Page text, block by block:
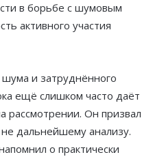
в борьбе с шумовым
активного участия
и затруднённого
ещё слишком часто даёт
рассмотрении. Он призвал
дальнейшему анализу.
о практически